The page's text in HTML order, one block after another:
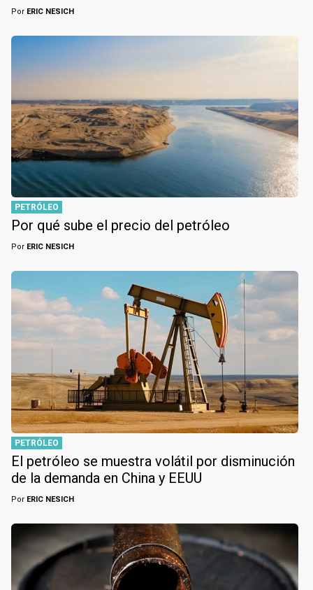
Por ERIC NESICH
PETRÓLEO
Por qué sube el precio del petróleo
Por ERIC NESICH
PETRÓLEO
El petróleo se muestra volátil por disminución
de la demanda en China y EEUU
Por ERIC NESICH